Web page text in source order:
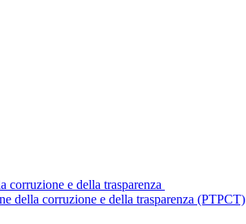
corruzione e della trasparenza
della corruzione e della trasparenza (PTPCT)